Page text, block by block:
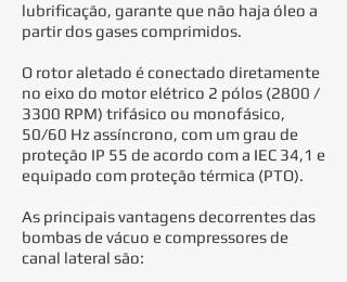
lubrificação, garante que não haja óleo a
partir dos gases comprimidos.
O rotor aletado é conectado diretamente
no eixo do motor elétrico 2 pólos (2800 /
3300 RPM) trifásico ou monofásico,
50/60 Hz assíncrono, com um grau de
proteção IP 55 de acordo com a IEC 34,1 e
equipado com proteção térmica (PTO).
As principais vantagens decorrentes das
bombas de vácuo e compressores de
canal lateral são: